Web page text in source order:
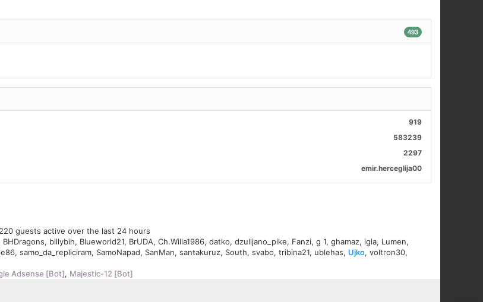
493
919
583239
2297
emir.herceglija00
guests active over the last 24 hours
BHDragons, billybih, Blueworld21, BrUDA, Ch.Willa1986, datko, dzulijano_pike, Fanzi, g 1, ghamaz, igla, Lumen,
, samo_da_repliciram, SamoNapad, SanMan, santakuruz, South, svabo, tribina21, ublehas, Ujko, voltron30,
Adsense [Bot], Majestic-12 [Bot]